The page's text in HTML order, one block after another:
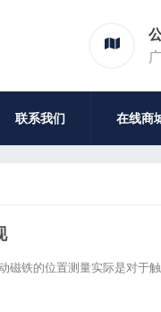
联系我们 在线商
磁铁的位置测量实际是对于